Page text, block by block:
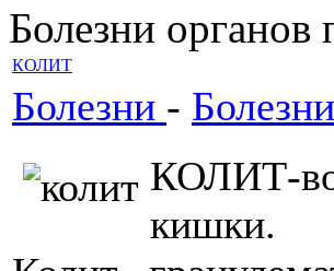
Болезни органов
КОЛИТ
Болезни -
КОЛИТ-
кишки.